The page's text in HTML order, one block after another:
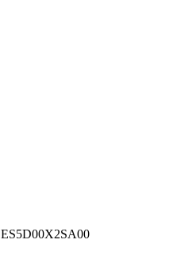
ES5D00X2SA00